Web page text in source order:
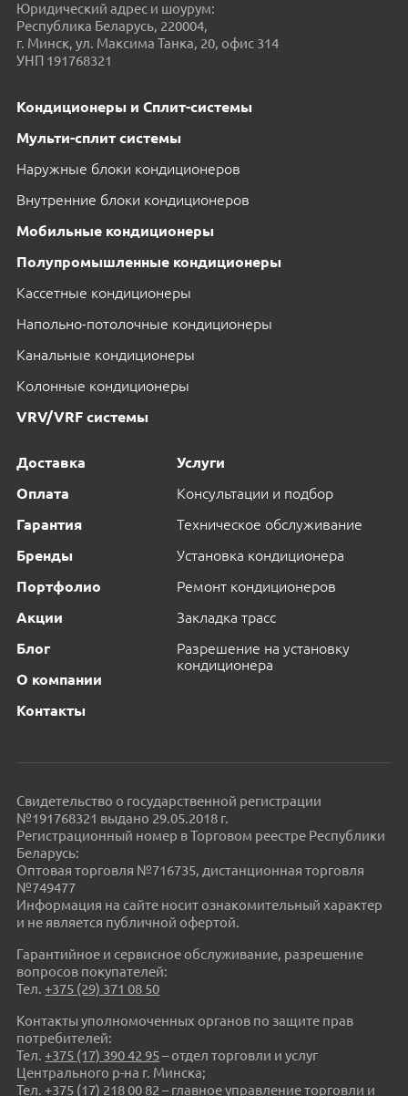
Юридический адрес и шоурум:
Республика Беларусь, 220004,
г. Минск, ул. Максима Танка, 20, офис 314
УНП 191768321
Кондиционеры и Сплит-системы
Мульти-сплит системы
Наружные блоки кондиционеров
Внутренние блоки кондиционеров
Мобильные кондиционеры
Полупромышленные кондиционеры
Кассетные кондиционеры
Напольно-потолочные кондиционеры
Канальные кондиционеры
Колонные кондиционеры
VRV/VRF системы
Доставка
Оплата
Гарантия
Бренды
Портфолио
Акции
Блог
О компании
Контакты
Услуги
Консультации и подбор
Техническое обслуживание
Установка кондиционера
Ремонт кондиционеров
Закладка трасс
Разрешение на установку
кондиционера
Свидетельство о государственной регистрации
№191768321 выдано 29.05.2018 г.
Регистрационный номер в Торговом реестре Республики
Беларусь:
Оптовая торговля №716735, дистанционная торговля
№749477
Информация на сайте носит ознакомительный характер
и не является публичной офертой.
Гарантийное и сервисное обслуживание, разрешение
вопросов покупателей:
Тел.+375 (29) 371 08 50
Контакты уполномоченных органов по защите прав
потребителей:
Тел.+375 (17) 390 42 95– отдел торговли и услуг
Центрального р-на г. Минска;
Тел.+375 (17) 218 00 82 – главное управление торговли и